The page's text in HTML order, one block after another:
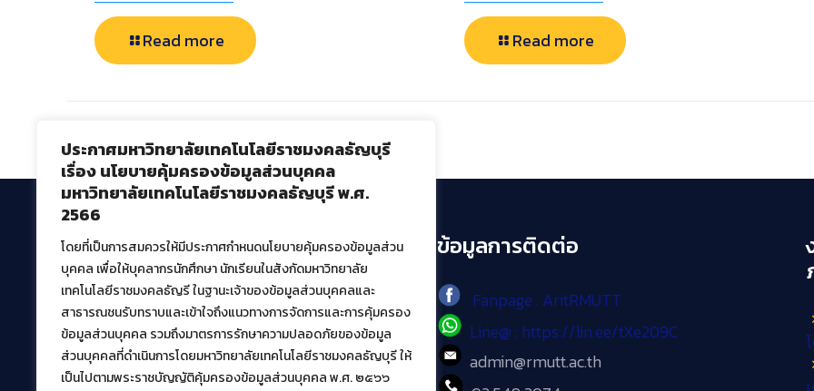
ประกาศมหาวิทยาลัยเทคโนโลยีราชมงคลธัญบุรี
เรื่อง นโยบายคุ้มครองข้อมูลส่วนบุคคล
มหาวิทยาลัยเทคโนโลยีราชมงคลธัญบุรี พ.ศ.
2566
โดยที่เป็นการสมควรให้มีประกาศกำหนดนโยบายคุ้มครองข้อมูลส่วน
บุคคล เพื่อให้บุคลากรนักศึกษา นักเรียนในสังกัดมหาวิทยาลัย
เทคโนโลยีราชมงคลธัญรี ในฐานะเจ้าของข้อมูลส่วนบุคคลและ
สาธารณชนรับทราบและเข้าใจถึงแนวทางการจัดการและการคุ้มครอง
ข้อมูลส่วนบุคคล รวมถึงมาตรการรักษาความปลอดภัยของข้อมูล
ส่วนบุคคลที่ดำเนินการโดยมหาวิทยาลัยเทคโนโลยีราชมงคลธัญบุรี ให้
เป็นไปตามพระราชบัญญัติคุ้มครองข้อมูลส่วนบุคคล พ.ศ. ๒๕๖๖
Read more Read more
สำนักวิทยบริการและเทคโนโลยีสารสนเทศ
มหาวิทยาลัยเทคโนโลยีราชมงคลธัญบุรี
39 หมู่ที่ 1 ตำบลคลองหก อำเภอคลองหลวง จังหวัด
ปทุมธานี 12120
เผยแพร่ข้อมูลโดย.บุคลากร สวส.
สร้างและพัฒนาโดย.
ข้อมูลการติดต่อ
Fanpage : AritRMUTT
Line@ : https://lin.ee/tXe209C
admin@rmutt.ac.th